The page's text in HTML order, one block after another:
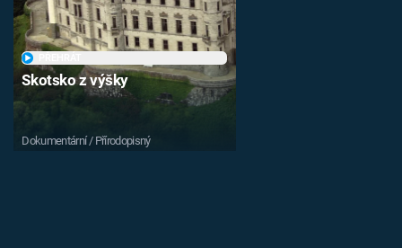
Skotsko z výšky
Dokumentární / Přírodopisný